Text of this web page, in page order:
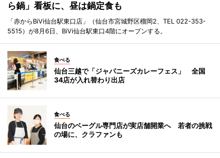
ら鍋」看板に、昼は鍋定食も
「赤からBiVi仙台駅東口店」（仙台市宮城野区榴岡2、TEL 022-353-
5515）が8月6日、BiVi仙台駅東口4階にオープンする。
食べる
仙台三越で「ジャパニーズカレーフェス」 全国
34店が入れ替わり出店
食べる
仙台のベーグル専門店が実店舗開業へ 若者の挑戦
の場に、クラファンも